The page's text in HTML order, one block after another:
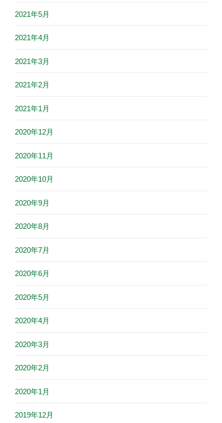
2021年5月
2021年4月
2021年3月
2021年2月
2021年1月
2020年12月
2020年11月
2020年10月
2020年9月
2020年8月
2020年7月
2020年6月
2020年5月
2020年4月
2020年3月
2020年2月
2020年1月
2019年12月